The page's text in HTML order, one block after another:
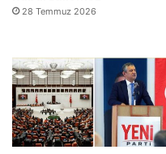
28 Temmuz 2026